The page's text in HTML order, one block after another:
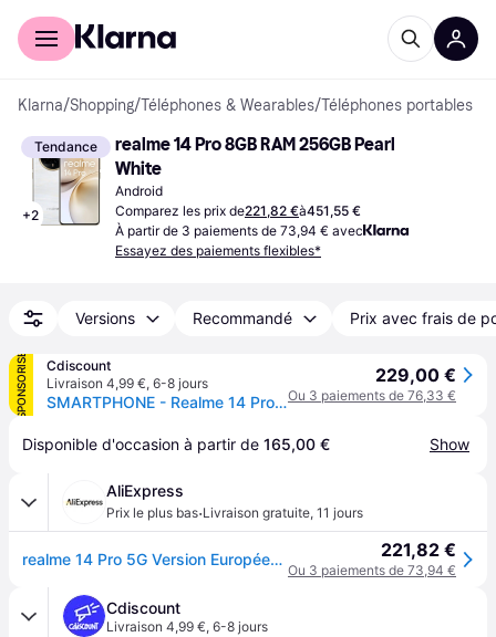
Acheter avec Klarna
Klarna/Shopping/Téléphones & Wearables/Téléphones portables
Tendance
+2
realme 14 Pro 8GB RAM 256GB Pearl
White
Android
Comparez les prix de221,82 €à451,55 €
À partir de 3 paiements de 73,94 € avec
Essayez des paiements flexibles*
Versions Recommandé Prix avec frais de
SPONSORISÉ
Cdiscount
Livraison 4,99 €, 6-8 jours
SMARTPHONE - Realme 14 Pro 5G Blanc 8Go Ram 256Go
229,00 €
Ou 3 paiements de 76,33 €
Disponible d'occasion à partir de 165,00 € Show
AliExpress
Prix le plus bas·Livraison gratuite, 11 jours
realme 14 Pro 5G Version Européenne, Appareil Photo 50MP OIS, Processeur Dimensity 7300, Batterie 6000mAh, Écran Incurvé 120Hz, IP69 - Pearl White 221,82 €
Ou 3 paiements de 73,94 €
Cdiscount
Livraison 4,99 €, 6-8 jours